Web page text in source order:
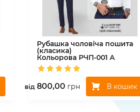
Рубашка чоловіча пошита
(класика)
Кольорова РЧП-001 А
вiд 800,00 грн В кошик